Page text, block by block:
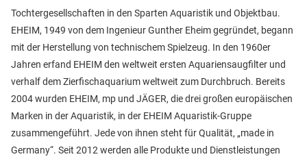
Tochtergesellschaften in den Sparten Aquaristik und Objektbau.
EHEIM, 1949 von dem Ingenieur Gunther Eheim gegründet, begann
mit der Herstellung von technischem Spielzeug. In den 1960er
Jahren erfand EHEIM den weltweit ersten Aquariensaugfilter und
verhalf dem Zierfischaquarium weltweit zum Durchbruch. Bereits
2004 wurden EHEIM, mp und JÄGER, die drei großen europäischen
Marken in der Aquaristik, in der EHEIM Aquaristik-Gruppe
zusammengeführt. Jede von ihnen steht für Qualität, „made in
Germany“. Seit 2012 werden alle Produkte und Dienstleistungen